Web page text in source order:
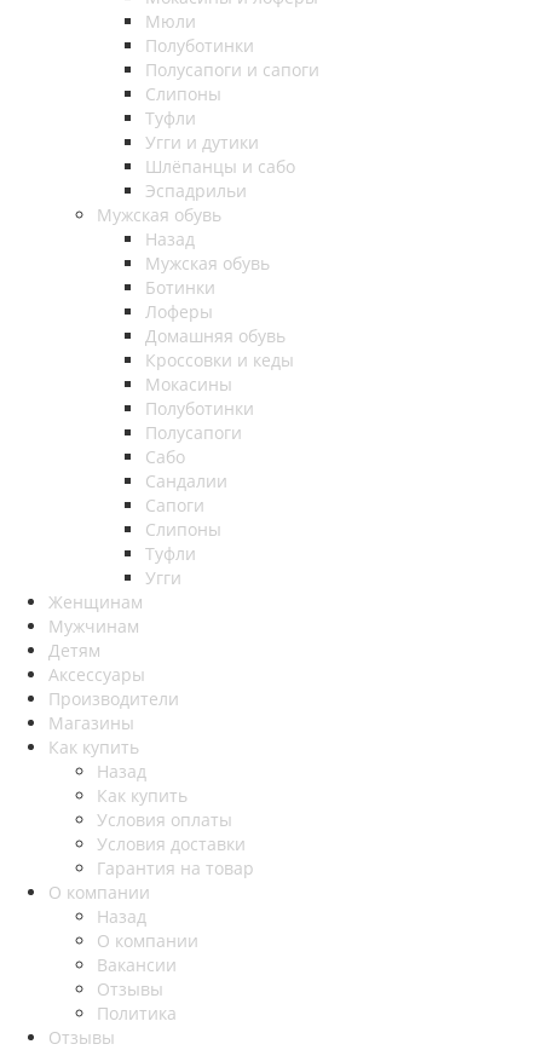
Мюли
Полуботинки
Полусапоги и сапоги
Слипоны
Туфли
Угги и дутики
Шлёпанцы и сабо
Эспадрильи
Мужская обувь
Назад
Мужская обувь
Ботинки
Лоферы
Домашняя обувь
Кроссовки и кеды
Мокасины
Полуботинки
Полусапоги
Сабо
Сандалии
Сапоги
Слипоны
Туфли
Угги
Женщинам
Мужчинам
Детям
Аксессуары
Производители
Магазины
Как купить
Назад
Как купить
Условия оплаты
Условия доставки
Гарантия на товар
О компании
Назад
О компании
Вакансии
Отзывы
Политика
Отзывы